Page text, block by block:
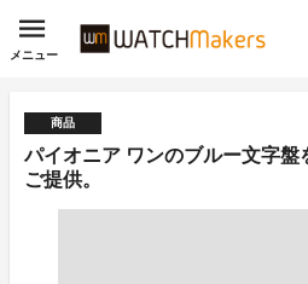
メニュー
商品
パイオニア ワンのブルー文字
ご提供。